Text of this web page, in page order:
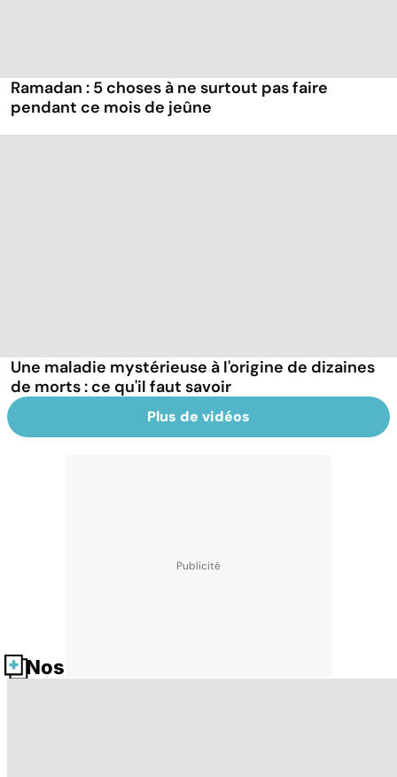
Ramadan : 5 choses à ne surtout pas faire
pendant ce mois de jeûne
Une maladie mystérieuse à l'origine de dizaines
de morts : ce qu'il faut savoir
Plus de vidéos
Nos fiches santé